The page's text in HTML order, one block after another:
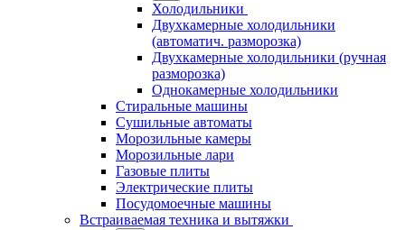
Холодильники
Двухкамерные холодильники
(автоматич. разморозка)
Двухкамерные холодильники (ручная
разморозка)
Однокамерные холодильники
Стиральные машины
Сушильные автоматы
Морозильные камеры
Морозильные лари
Газовые плиты
Электрические плиты
Посудомоечные машины
Встраиваемая техника и вытяжки